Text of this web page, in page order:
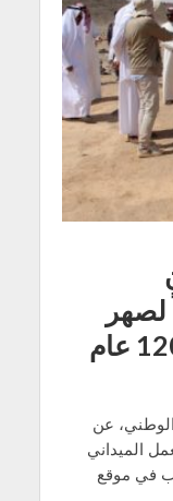
لصهر
عن
الميداني
في موقع